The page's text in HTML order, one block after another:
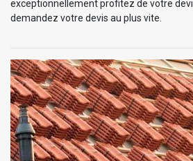
exceptionnellement profitez de votre
demandez votre devis au plus vite.